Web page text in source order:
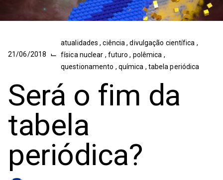
21/06/2018 ⌙
atualidades,ciência,divulgação científica ,
física nuclear , futuro, polêmica ,
questionamento , química , tabela periódica
Será o fim da
tabela
periódica?